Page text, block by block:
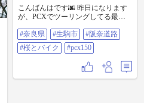
こんばんはです🌆 昨日になります
が、PCXでツーリングしてる最中
したって、投稿しましたが、その
数分前にこちらの「旧餃子の王将
阪奈生駒店さん」の辺りで、草の
木や雑草が生い茂った所に桜が咲
いているのを見つけたので、撮影
させて頂きました😊🤳🛵🌸 こちら
#奈良県 #生駒市
#阪奈道路
#桜とバイク
#pcx150